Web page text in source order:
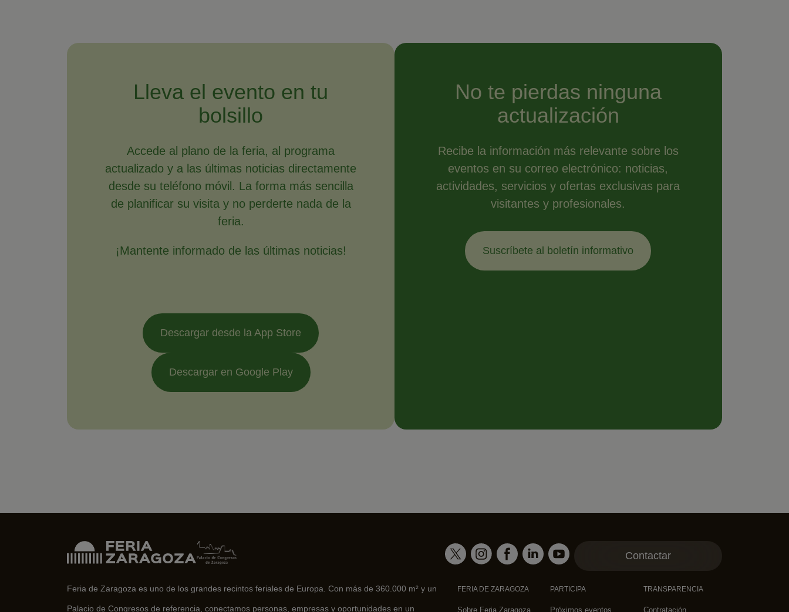
Lleva el evento en tu
bolsillo
Accede al plano de la feria, al programa
actualizado y a las últimas noticias directamente
desde su teléfono móvil. La forma más sencilla
de planificar su visita y no perderte nada de la
feria.
¡Mantente informado de las últimas noticias!
Descargar desde la App Store
Descargar en Google Play
No te pierdas ninguna
actualización
Recibe la información más relevante sobre los
eventos en su correo electrónico: noticias,
actividades, servicios y ofertas exclusivas para
visitantes y profesionales.
Suscríbete al boletín informativo
Feria de Zaragoza es uno de los grandes recintos feriales de Europa. Con más de 360.000 m² y un
Palacio de Congresos de referencia, conectamos personas, empresas y oportunidades en un
Contactar
FERIA DE ZARAGOZA
Sobre Feria Zaragoza
PARTICIPA
Próximos eventos
TRANSPARENCIA
Contratación